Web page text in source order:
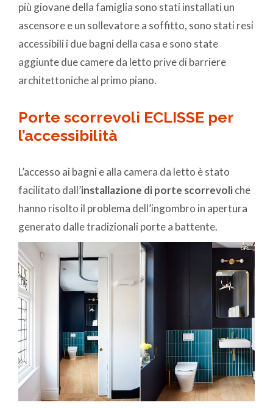
più giovane della famiglia sono stati installati un
ascensore e un sollevatore a soffitto, sono stati resi
accessibili i due bagni della casa e sono state
aggiunte due camere da letto prive di barriere
architettoniche al primo piano.
Porte scorrevoli ECLISSE per
l’accessibilità
L’accesso ai bagni e alla camera da letto è stato
facilitato dall’installazione di porte scorrevoliche
hanno risolto il problema dell’ingombro in apertura
generato dalle tradizionali porte a battente.